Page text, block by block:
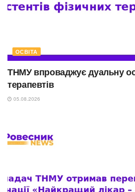
ОСВІТА
ТНМУ впроваджує дуальну
терапевтів
05.08.2026